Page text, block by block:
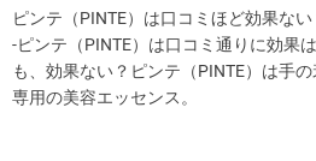
ピンテ（PINTE）は口コミほど効果な
-ピンテ（PINTE）は口コミ通りに効果
も、効果ない？ピンテ（PINTE）は手
専用の美容エッセンス。